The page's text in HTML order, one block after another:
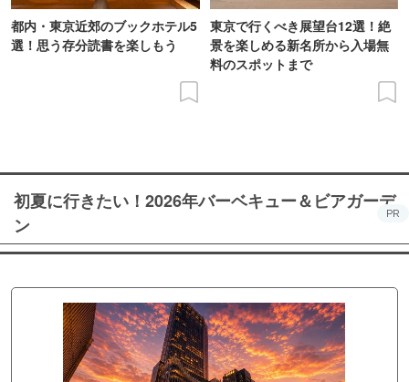
都内・東京近郊のブックホテル5
選！思う存分読書を楽しもう
東京で行くべき展望台12選！絶
景を楽しめる新名所から入場無
料のスポットまで
初夏に行きたい！2026年バーベキュー＆ビアガーデ
ン
PR